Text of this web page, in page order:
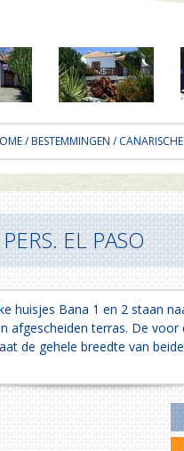
/BESTEMMINGEN /
EL PASO
huisjes Bana 1 en 2 staan
afgescheiden terras. De voor
de gehele breedte van